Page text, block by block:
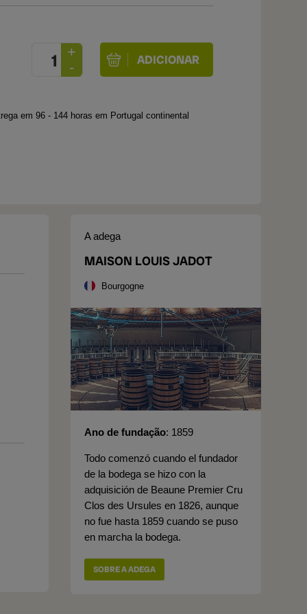
em 96 - 144 horas em Portugal continental
A adega
MAISON LOUIS JADOT
Bourgogne
Ano de fundação 1859
Todo comenzó cuando el fundador
de la bodega se hizo con la
adquisición de Beaune Premier Cru
Clos des Ursules en 1826, aunque
no fue hasta 1859 cuando se puso
en marcha la bodega.
SOBRE A ADEGA